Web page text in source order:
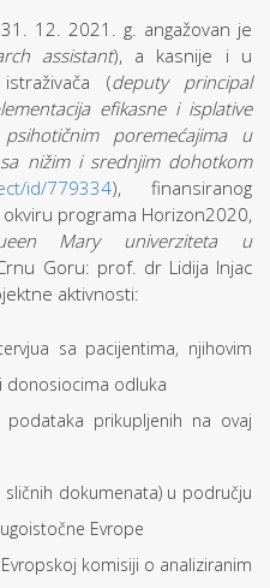
12. 2021. g. angažovan je
assistant), a kasnije i u
(deputy principal
efikasne i isplative
poremećajima u
nižim i srednjim dohotkom
id/779334), finansiranog
programa Horizon2020,
Mary univerziteta u
Goru: prof. dr Lidija Injac
aktivnosti:
sa pacijentima, njihovim
donosiocima odluka
podataka prikupljenih na ovaj
dokumenata) u području
Evrope
komisiji o analiziranim